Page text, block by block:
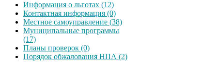
Информация о льготах (12)
Контактная информация (0)
Местное самоуправление (38)
Муниципальные программы
(17)
Планы проверок (0)
Порядок обжалования НПА (2)